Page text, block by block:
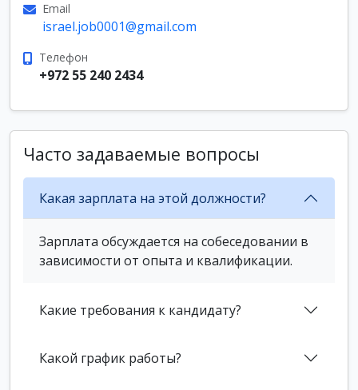
Email
israel.job0001@gmail.com
Телефон
+972 55 240 2434
Часто задаваемые вопросы
Какая зарплата на этой должности?
Зарплата обсуждается на собеседовании в
зависимости от опыта и квалификации.
Какие требования к кандидату?
Какой график работы?